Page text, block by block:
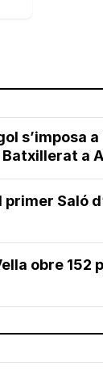
s’imposa
a
Saló
obre